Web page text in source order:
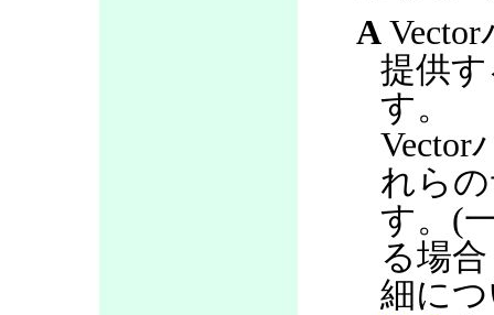
A
提供
す。
Vector
れら
す。(
る場
細に